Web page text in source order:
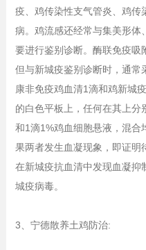
疫、鸡传染性支气管炎、鸡传
病。鸡流感还经常与集美形体
要进行鉴别诊断。酶联免疫吸
但与新城疫鉴别诊断时，通常
康非免疫鸡血清1滴和鸡新城
的白色平板上，任何在其上分
和1滴1%鸡血细胞悬液，混合
果两者发生血凝现象，即证明
在新城疫抗血清中发现血凝抑
城疫病毒。
3、宁德散养土鸡防治: